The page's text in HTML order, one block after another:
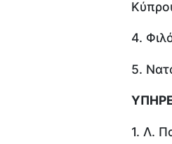
4.
5.
1. Λ.